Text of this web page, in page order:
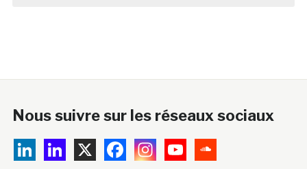
Nous suivre sur les réseaux sociaux